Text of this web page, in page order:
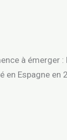
à émerger
en Espagne